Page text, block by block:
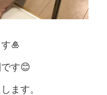
🎍
す😊
ます。